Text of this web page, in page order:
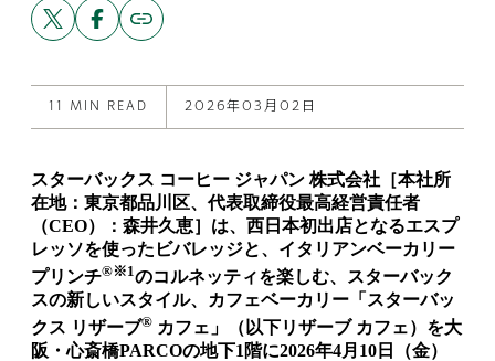
Share
this
post
X
Share
this
post
Facebook
Copy
link
to
11 MIN READ 2026年03月02日
スターバックス コーヒー ジャパン 株式会社［本社所
在地：東京都品川区、代表取締役最高経営責任者
（CEO）：森井久恵］は、西日本初出店となるエスプ
レッソを使ったビバレッジと、イタリアンベーカリー
プリンチ®※1のコルネッティを楽しむ、スターバック
スの新しいスタイル、カフェベーカリー「スターバッ
クス リザーブ® カフェ」（以下リザーブ カフェ）を大
阪・心斎橋PARCOの地下1階に2026年4月10日（金）